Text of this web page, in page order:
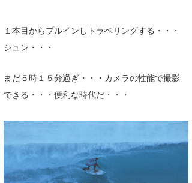
１本目からプルインしトラベリングする・・・
シュン・・・
まだ５時１５分過ぎ・・・カメラの性能で撮影
できる・・・便利な時代だ・・・